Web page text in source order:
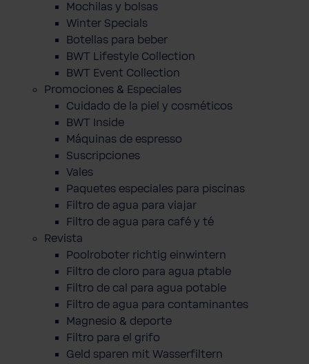
Mochilas y bolsas
Winter Specials
Botellas para beber
BWT Lifestyle Collection
BWT Event Collection
Promociones & Especiales
Cuidado de la piel y cosméticos
BWT Inside
Máquinas de espresso
Suscripciones
Vales
Paquetes especiales para piscinas
Filtro de agua para viajar
Filtro de agua para café y té
Revista
Poolroboter richtig einwintern
Filtro de cloro para agua ptable
Filtro de cal para agua potable
Filtro de agua para contaminantes
Magnesio & deporte
Filtro para el grifo
Geld sparen mit Wasserfiltern